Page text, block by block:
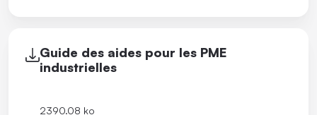
Guide des aides pour les PME
industrielles
2390.08 ko